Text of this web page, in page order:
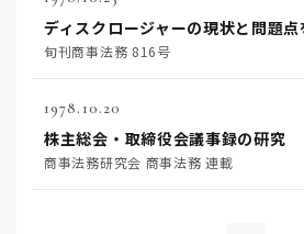
ディスクロージャーの現状と問題点
旬刊商事法務 816号
1978.10.20
株主総会・取締役会議事録の研究
商事法務研究会 商事法務 連載